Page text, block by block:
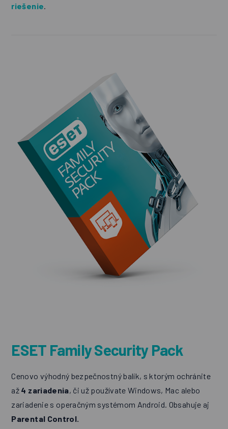
riešenie
ESET Family Security Pack
Cenovo výhodný bezpečnostný balík, s ktorým ochránite
až 4 zariadenia, či už používate Windows, Mac alebo
zariadenie s operačným systémom Android. Obsahuje aj
Parental Control.